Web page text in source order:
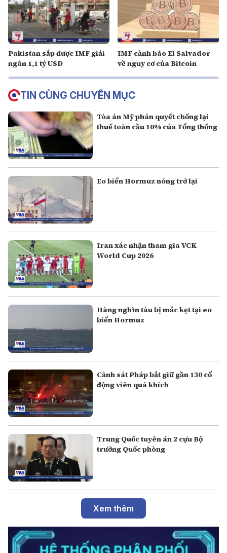
Pakistan sắp được IMF giải
ngân 1,1 tỷ USD
IMF cảnh báo El Salvador
về nguy cơ của Bitcoin
TIN CÙNG CHUYÊN MỤC
Tòa án Mỹ phán quyết chống lại
thuế toàn cầu 10% của Tổng thống
Eo biển Hormuz nóng trở lại
Iran xác nhận tham gia VCK
World Cup 2026
Hàng nghìn tàu bị mắc kẹt tại eo
biển Hormuz
Cảnh sát Pháp bắt giữ gần 130 cổ
động viên quá khích
Trung Quốc tuyên án 2 cựu Bộ
trưởng Quốc phòng
Xem thêm